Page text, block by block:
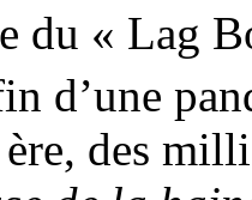
du « Lag
d’une
des